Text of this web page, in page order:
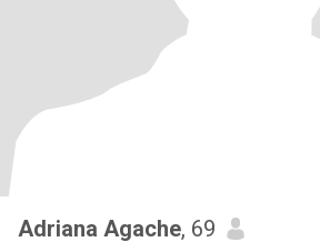
Adriana Agache, 69